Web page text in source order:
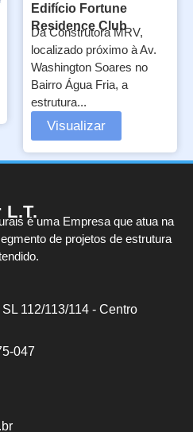
Edifício Fortune
Residence Club
Da Construtora MRV,
localizado próximo à Av.
Washington Soares no
Bairro Água Fria, a
estrutura...
Visualizar
L.T.é uma Empresa que atua na
de projetos de estrutura
112/113/114 - Centro
047